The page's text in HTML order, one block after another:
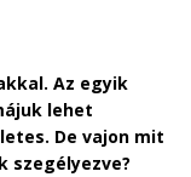
Az egyik
lehet
De vajon mit
szegélyezve?